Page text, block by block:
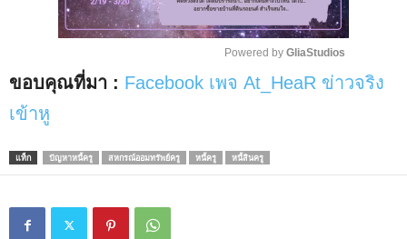
M
Powered by GliaStudios
ขอบคุณที่มา : Facebook เพจ At_HeaR ข่าวจริง
เข้าหู
แท็ก ปัญหาหนี้ครู สหกรณ์ออมทรัพย์ครู หนี้ครู หนี้สินครู